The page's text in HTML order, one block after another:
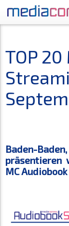
TOP
Baden-
präsentieren
MC